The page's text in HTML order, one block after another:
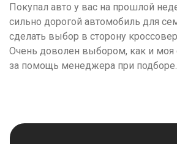
Отзывы
Контакты
Покупал авто у вас на прошлой
сильно дорогой автомобиль для
сделать выбор в сторону
Очень доволен выбором, как и моя
за помощь менеджера при подборе.